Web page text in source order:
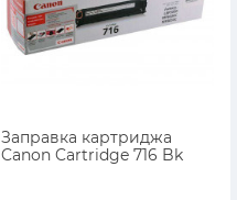
Заправка картриджа
Canon Cartridge 716 Bk